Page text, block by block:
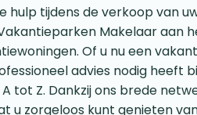
hulp tijdens de verkoop van
Makelaar aan
Of u nu een
advies nodig heeft
tot Z. Dankzij ons brede
u zorgeloos kunt genieten